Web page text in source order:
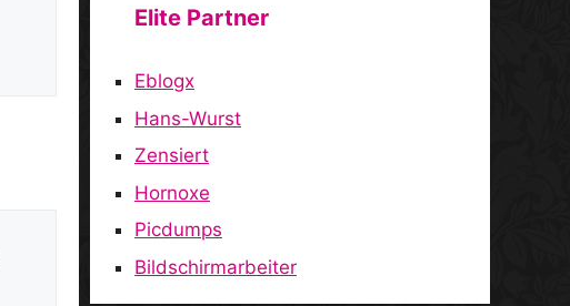
Elite Partner
Eblogx
Hans-Wurst
Zensiert
Hornoxe
Picdumps
Bildschirmarbeiter